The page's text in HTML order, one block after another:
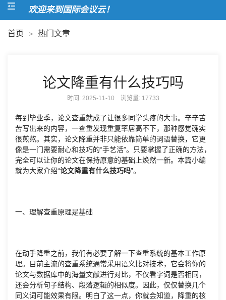
欢迎来到国际会议云！
首页 > 热门文章
论文降重有什么技巧吗
时间: 2025-11-10 浏览量: 17733
每到毕业季，论文查重就成了让很多同学头疼的大事。辛辛苦
苦写出来的内容，一查重发现重复率居高不下，那种感觉确实
很煎熬。其实，论文降重并非只能依靠简单的词语替换，它更
像是一门需要耐心和技巧的“手艺活”。只要掌握了正确的方法，
完全可以让你的论文在保持原意的基础上焕然一新。本篇小编
就为大家介绍“论文降重有什么技巧吗”。
一、理解查重原理是基础
在动手降重之前，我们有必要了解一下查重系统的基本工作原
理。目前主流的查重系统通常采用语义比对技术，它会将你的
论文与数据库中的海量文献进行对比，不仅看字词是否相同，
还会分析句子结构、段落逻辑的相似度。因此，仅仅替换几个
同义词可能效果有限。明白了这一点，你就会知道，降重的核